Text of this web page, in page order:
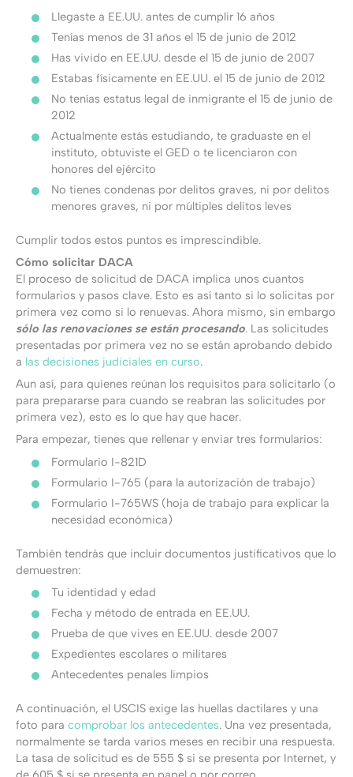
Llegaste a EE.UU. antes de cumplir 16 años
Tenías menos de 31 años el 15 de junio de 2012
Has vivido en EE.UU. desde el 15 de junio de 2007
Estabas físicamente en EE.UU. el 15 de junio de 2012
No tenías estatus legal de inmigrante el 15 de junio de
2012
Actualmente estás estudiando, te graduaste en el
instituto, obtuviste el GED o te licenciaron con
honores del ejército
No tienes condenas por delitos graves, ni por delitos
menores graves, ni por múltiples delitos leves
Cumplir todos estos puntos es imprescindible.
Cómo solicitar DACA
El proceso de solicitud de DACA implica unos cuantos
formularios y pasos clave. Esto es así tanto si lo solicitas por
primera vez como si lo renuevas. Ahora mismo, sin embargo
sólo las renovaciones se están procesando. Las solicitudes
presentadas por primera vez no se están aprobando debido
a las decisiones judiciales en curso.
Aun así, para quienes reúnan los requisitos para solicitarlo (o
para prepararse para cuando se reabran las solicitudes por
primera vez), esto es lo que hay que hacer.
Para empezar, tienes que rellenar y enviar tres formularios:
Formulario I-821D
Formulario I-765 (para la autorización de trabajo)
Formulario I-765WS (hoja de trabajo para explicar la
necesidad económica)
También tendrás que incluir documentos justificativos que lo
demuestren:
Tu identidad y edad
Fecha y método de entrada en EE.UU.
Prueba de que vives en EE.UU. desde 2007
Expedientes escolares o militares
Antecedentes penales limpios
A continuación, el USCIS exige las huellas dactilares y una
foto para comprobar los antecedentes. Una vez presentada,
normalmente se tarda varios meses en recibir una respuesta.
La tasa de solicitud es de 555 $ si se presenta por Internet, y